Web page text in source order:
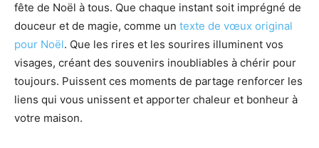
fête de Noël à tous. Que chaque instant soit imprégné de
douceur et de magie, comme un texte de vœux original
pour Noël. Que les rires et les sourires illuminent vos
visages, créant des souvenirs inoubliables à chérir pour
toujours. Puissent ces moments de partage renforcer les
liens qui vous unissent et apporter chaleur et bonheur à
votre maison.